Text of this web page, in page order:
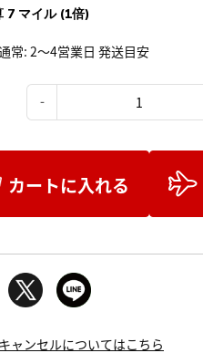
7 マイル (1倍)
常: 2～4営業日 発送目安
カートに入れる
ャンセルについてはこちら